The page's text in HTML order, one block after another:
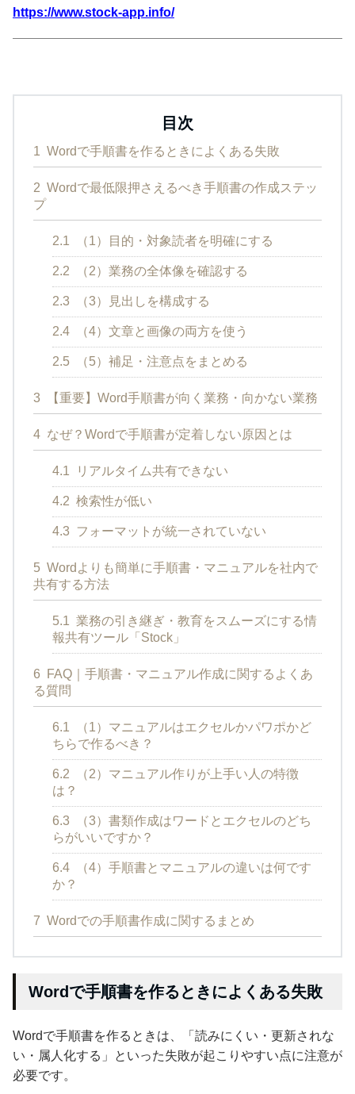
https://www.stock-app.info/
目次
1 Wordで手順書を作るときによくある失敗
2 Wordで最低限押さえるべき手順書の作成ステッ
プ
2.1 （1）目的・対象読者を明確にする
2.2 （2）業務の全体像を確認する
2.3 （3）見出しを構成する
2.4 （4）文章と画像の両方を使う
2.5 （5）補足・注意点をまとめる
3 【重要】Word手順書が向く業務・向かない業務
4 なぜ？Wordで手順書が定着しない原因とは
4.1 リアルタイム共有できない
4.2 検索性が低い
4.3 フォーマットが統一されていない
5 Wordよりも簡単に手順書・マニュアルを社内で
共有する方法
5.1 業務の引き継ぎ・教育をスムーズにする情
報共有ツール「Stock」
6
FAQ｜手順書・マニュアル作成に関するよくあ
る質問
6.1
（1）マニュアルはエクセルかパワポかど
ちらで作るべき？
6.2
（2）マニュアル作りが上手い人の特徴
は？
6.3
（3）書類作成はワードとエクセルのどち
らがいいですか？
6.4
（4）手順書とマニュアルの違いは何です
か？
7 Wordでの手順書作成に関するまとめ
Wordで手順書を作るときによくある失敗
Wordで手順書を作るときは、「読みにくい・更新されな
い・属人化する」といった失敗が起こりやすい点に注意が
必要です。